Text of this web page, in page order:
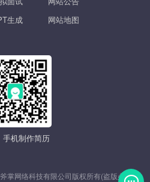
生成
网站地图
手机制作简历
掌网络科技有限公司版权所有(盗版必